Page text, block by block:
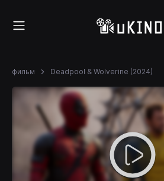
фильм Deadpool & Wolverine (2024)